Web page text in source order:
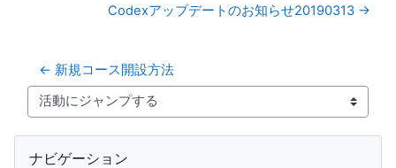
Codexアップデートのお知らせ20190313 →
← 新規コース開設方法
活動にジャンプする
ブロック
ナビゲーション